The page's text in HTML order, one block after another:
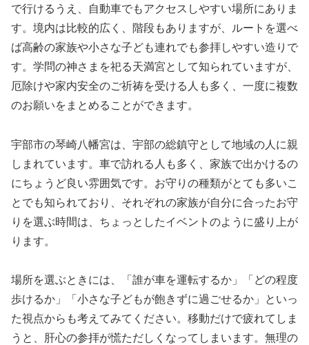
で行けるうえ、自動車でもアクセスしやすい場所にありま
す。境内は比較的広く、階段もありますが、ルートを選べ
ば高齢の家族や小さな子ども連れでも参拝しやすい造りで
す。学問の神さまを祀る天満宮として知られていますが、
厄除けや家内安全のご祈祷を受ける人も多く、一度に複数
のお願いをまとめることができます。
宇部市の琴崎八幡宮は、宇部の総鎮守として地域の人に親
しまれています。車で訪れる人も多く、家族で出かけるの
にちょうど良い雰囲気です。お守りの種類がとても多いこ
とでも知られており、それぞれの家族が自分に合ったお守
りを選ぶ時間は、ちょっとしたイベントのように盛り上が
ります。
場所を選ぶときには、「誰が車を運転するか」「どの程度
歩けるか」「小さな子どもが飽きずに過ごせるか」といっ
た視点からも考えてみてください。移動だけで疲れてしま
うと、肝心の参拝が慌ただしくなってしまいます。無理の